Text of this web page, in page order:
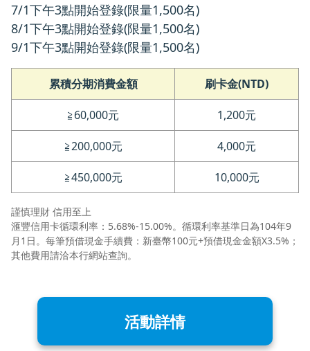
7/1下午3點開始登錄(限量1,500名)
8/1下午3點開始登錄(限量1,500名)
9/1下午3點開始登錄(限量1,500名)
累積分期消費金額 刷卡金(NTD)
≧60,000元 1,200元
≧200,000元 4,000元
≧450,000元 10,000元
謹慎理財 信用至上
滙豐信用卡循環利率：5.68%-15.00%。循環利率基準日為104年9
月1日。每筆預借現金手續費：新臺幣100元+預借現金金額X3.5%；
其他費用請洽本行網站查詢。
活動詳情